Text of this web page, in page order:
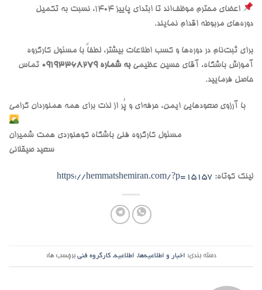
اعضای محترم موظف‌اند تا ابتدای پاییز ۱۴۰۴، نسبت به تکمیل
دوره‌های مربوطه اقدام نمایند.
برای ثبت‌نام در دوره‌ها و کسب اطلاعات بیشتر، لطفاً با مسئول کارگروه
آموزش باشگاه، آقای حسین عظیمیبه شماره 09193368279
تماس
حاصل فرمایید.
با آرزوی صعودهایی ایمن، حرفه‌ای و پُر از لذت برای همه همنوردان گرامی
مسئول کارگروه فنی باشگاه کوهنوردی همت شمیران
سعید صیقلانی
لینک کوتاه: https://hemmatshemiran.com/?p=15157
دسته بندی: اخبار و اطلاعیه‌ها, اطلاعیه,کارگروه فنی برچسب ها: